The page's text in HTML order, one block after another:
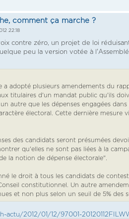
comment ça marche ?
22:18
contre zéro, un projet de loi
peu la version votée à
a adopté plusieurs amendements du
titulaires d'un mandat public qu'ils
autre que les dépenses engagées
électoral. Cette dernière mesure
des candidats seront présumées
qu'elles ne sont pas liées à la
la notion de dépense électorale".
le droit à tous les candidats de
constitutionnel. Un autre
et non plus selon un seuil de 5% des
actu/2012/01/12/97001-